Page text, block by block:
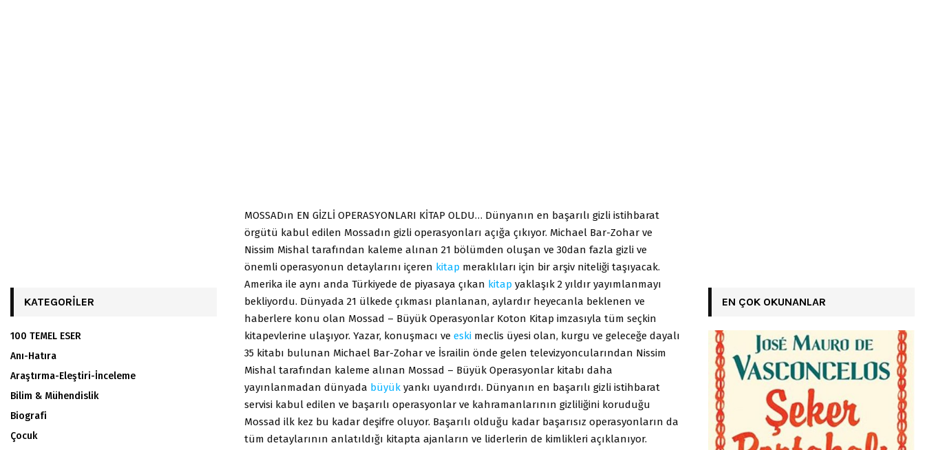
MOSSADın EN GİZLİ OPERASYONLARI KİTAP OLDU… Dünyanın en başarılı gizli istihbarat
örgütü kabul edilen Mossadın gizli operasyonları açığa çıkıyor. Michael Bar-Zohar ve
Nissim Mishal tarafından kaleme alınan 21 bölümden oluşan ve 30dan fazla gizli ve
önemli operasyonun detaylarını içeren kitap meraklıları için bir arşiv niteliği taşıyacak.
Amerika ile aynı anda Türkiyede de piyasaya çıkan kitap yaklaşık 2 yıldır yayımlanmayı
bekliyordu. Dünyada 21 ülkede çıkması planlanan, aylardır heyecanla beklenen ve
haberlere konu olan Mossad – Büyük Operasyonlar Koton Kitap imzasıyla tüm seçkin
kitapevlerine ulaşıyor. Yazar, konuşmacı ve eski meclis üyesi olan, kurgu ve geleceğe dayalı
35 kitabı bulunan Michael Bar-Zohar ve İsrailin önde gelen televizyoncularından Nissim
Mishal tarafından kaleme alınan Mossad – Büyük Operasyonlar kitabı daha
yayınlanmadan dünyada büyük yankı uyandırdı. Dünyanın en başarılı gizli istihbarat
servisi kabul edilen ve başarılı operasyonlar ve kahramanlarının gizliliğini koruduğu
Mossad ilk kez bu kadar deşifre oluyor. Başarılı olduğu kadar başarısız operasyonların da
tüm detaylarının anlatıldığı kitapta ajanların ve liderlerin de kimlikleri açıklanıyor.
KATEGORILER
100 TEMEL ESER
Anı-Hatıra
Araştırma-Eleştiri-İnceleme
Bilim & Mühendislik
Biografi
Çocuk
EN ÇOK OKUNANLAR